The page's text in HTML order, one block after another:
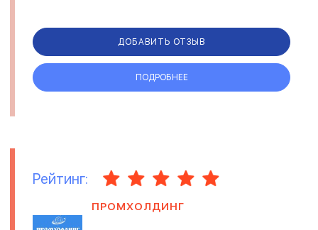
ДОБАВИТЬ ОТЗЫВ
ПОДРОБНЕЕ
Рейтинг:
ПРОМХОЛДИНГ